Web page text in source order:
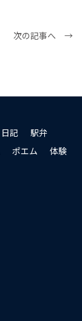
次の記事へ →
日記
駅弁
ポエム
体験